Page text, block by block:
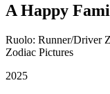
A Happy
Ruolo: Runner/Driver
Zodiac Pictures
2025